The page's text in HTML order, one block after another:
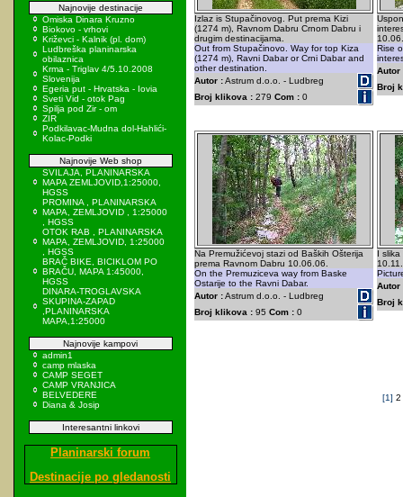
Najnovije destinacije
Omiska Dinara Kruzno
Biokovo - vrhovi
Križevci - Kalnik (pl. dom)
Ludbreška planinarska
obilaznica
Krma - Triglav 4/5.10.2008
Slovenija
Egeria put - Hrvatska - Iovia
Sveti Vid - otok Pag
Spilja pod Zir - om
ZIR
Podkilavac-Mudna dol-Hahlići-
Kolac-Podki
Najnovije Web shop
SVILAJA, PLANINARSKA
MAPA ZEMLJOVID,1:25000,
HGSS
PROMINA , PLANINARSKA
MAPA, ZEMLJOVID , 1:25000
, HGSS
OTOK RAB , PLANINARSKA
MAPA, ZEMLJOVID, 1:25000
, HGSS
BRAČ BIKE, BICIKLOM PO
BRAČU, MAPA 1:45000,
HGSS
DINARA-TROGLAVSKA
SKUPINA-ZAPAD
,PLANINARSKA
MAPA,1:25000
Najnovije kampovi
admin1
camp mlaska
CAMP SEGET
CAMP VRANJICA
BELVEDERE
Diana & Josip
Interesantni linkovi
Planinarski forum
Destinacije po gledanosti
Izlaz is Stupačinovog. Put prema Kizi
(1274 m), Ravnom Dabru Crnom Dabru i
drugim destinacijama.
Out from Stupačinovo. Way for top Kiza
(1274 m), Ravni Dabar or Crni Dabar and
other destination.
Autor :Astrum d.o.o. - Ludbreg
Broj klikova : 279 Com : 0
Rise
Autor
Broj
Na Premužićevoj stazi od Baških Ošterija
prema Ravnom Dabru 10.06.06.
On the Premuziceva way from Baske
Ostarije to the Ravni Dabar.
Autor :Astrum d.o.o. - Ludbreg
Broj klikova : 95 Com : 0
I
Autor
Broj
[1] 2